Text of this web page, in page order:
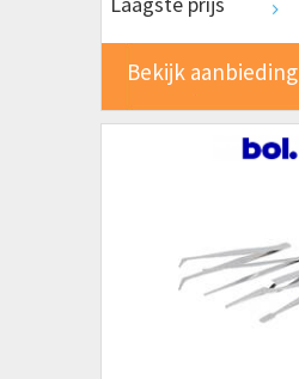
Bekijk aanbieding